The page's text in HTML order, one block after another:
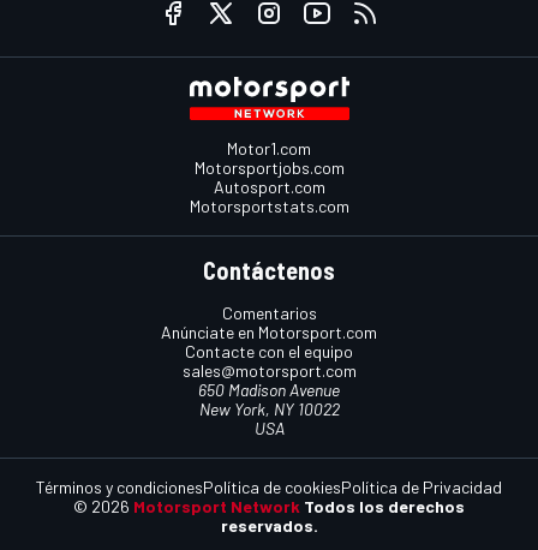
Motor1.com
Motorsportjobs.com
Autosport.com
Motorsportstats.com
Contáctenos
Comentarios
Anúnciate en Motorsport.com
Contacte con el equipo
sales@motorsport.com
650 Madison Avenue
New York, NY 10022
USA
© 2026 Motorsport Network Todos los derechos
reservados.
Términos y condicionesPolítica de cookiesPolítica de Privacidad